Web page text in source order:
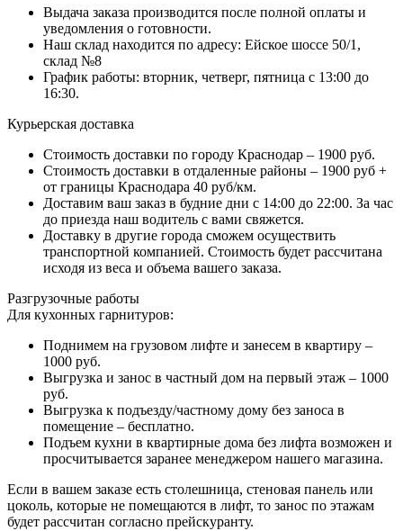
Выдача заказа производится после полной оплаты и
уведомления о готовности.
Наш склад находится по адресу: Ейское шоссе 50/1,
склад №8
График работы: вторник, четверг, пятница с 13:00 до
16:30.
Курьерская доставка
Стоимость доставки по городу Краснодар – 1900 руб.
Стоимость доставки в отдаленные районы – 1900 руб +
от границы Краснодара 40 руб/км.
Доставим ваш заказ в будние дни с 14:00 до 22:00. За час
до приезда наш водитель с вами свяжется.
Доставку в другие города сможем осуществить
транспортной компанией. Стоимость будет рассчитана
исходя из веса и объема вашего заказа.
Разгрузочные работы
Для кухонных гарнитуров:
Поднимем на грузовом лифте и занесем в квартиру –
1000 руб.
Выгрузка и занос в частный дом на первый этаж – 1000
руб.
Выгрузка к подъезду/частному дому без заноса в
помещение – бесплатно.
Подъем кухни в квартирные дома без лифта возможен и
просчитывается заранее менеджером нашего магазина.
Если в вашем заказе есть столешница, стеновая панель или
цоколь, которые не помещаются в лифт, то занос по этажам
будет рассчитан согласно прейскуранту.